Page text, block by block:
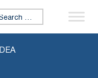
for: